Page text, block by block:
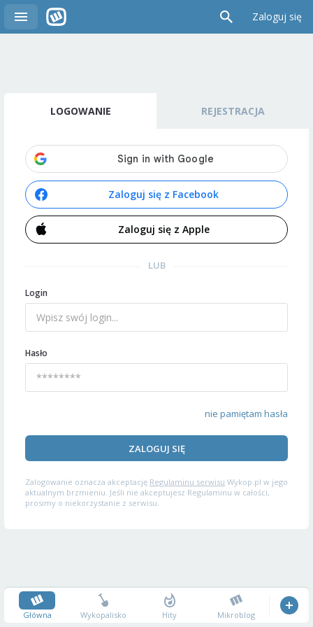
Zaloguj się
LOGOWANIE REJESTRACJA
Zaloguj się z Facebook
Zaloguj się z Apple
LUB
Login
Hasło
nie pamiętam hasła
ZALOGUJ SIĘ
Zalogowanie oznacza akceptację Regulaminu serwisu Wykop.pl w jego
aktualnym brzmieniu. Jeśli nie akceptujesz Regulaminu w całości,
prosimy o niekorzystanie z serwisu.
Główna Wykopalisko Hity Mikroblog